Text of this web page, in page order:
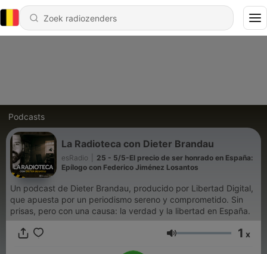
Podcasts
La Radioteca con Dieter Brandau
esRadio
25 - 5/5-El precio de ser honrado en España:
Epílogo con Federico Jiménez Losantos
Un podcast de Dieter Brandau, producido por Libertad Digital,
que apuesta por un periodismo sereno y comprometido. Sin
prisas, pero con una causa: la verdad y la libertad en España.
Volume 1 x